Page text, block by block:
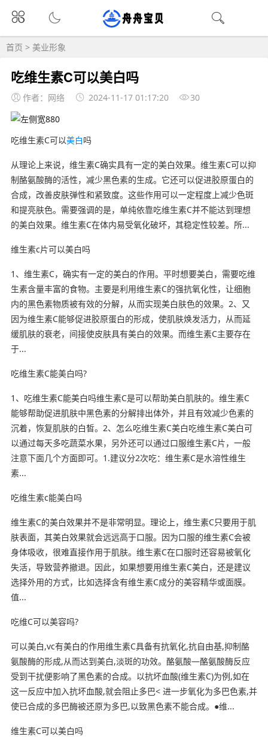
首页 > 美业形象
吃维生素C可以美白吗
作者：网络 2024-11-17 01:17:20 30
吃维生素C可以美白吗
从理论上来说，维生素C确实具有一定的美白效果。维生素C可以抑
制酪氨酸酶的活性，减少黑色素的生成。它还可以促进胶原蛋白的
合成，改善皮肤弹性和紧致度。这些作用可以一定程度上减少色斑
和提亮肤色。需要强调的是，单纯依靠吃维生素C并不能达到理想
的美白效果。维生素C在体内易受氧化破坏，其稳定性较差。所...
维生素c片可以美白吗
1、维生素C，确实有一定的美白的作用。平时想要美白，需要吃维
生素含量丰富的食物。主要是利用维生素C的强抗氧化性，让细胞
内的黑色素物质被有效的分解，从而实现美白肤色的效果。2、又
因为维生素C能够促进胶原蛋白的形成，使肌肤焕发活力，从而延
缓肌肤的衰老，间接使皮肤具有美白的效果。而维生素C主要存在
于...
吃维生素C能美白吗?
1、吃维生素C能美白吗维生素C是可以帮助美白肌肤的。维生素C
能够帮助促进肌肤中黑色素的分解排出体外，并且有效减少色素的
沉着，恢复肌肤的白皙。2、怎么吃维生素C美白吃维生素C美白可
以通过每天多吃蔬菜水果，另外还可以通过口服维生素C片，一般
注意下面几个方面即可。1.建议分2次吃：维生素C是水溶性维生
素...
吃维生素c能美白吗
维生素C的美白效果并不是非常明显。理论上，维生素C只要用于肌
肤表面，其美白效果就会远远高于口服。因为口服的维生素C会被
身体吸收，很难直接作用于肌肤。维生素C在口服时还容易被氧化
失活，导致营养撤退。因此，如果想要用维生素C美白，还是建议
选择外用的方式，比如选择含有维生素C成分的美容精华或面膜。
值...
吃维C可以美容吗?
可以美白,vc有美白的作用维生素C具备有抗氧化,抗自由基,抑制酪
氨酸酶的形成,从而达到美白,淡斑的功效。酪氨酸—酪氨酸酶反应
受到干扰便影响了黑色素的合成。以抗坏血酸(维生素C)为例,如在
这一反应中加入抗坏血酸,就会阻止多巴< 进一步氧化为多巴色素,并
使已合成的多巴酶被还原为多巴,以致黑色素不能合成。●维...
维生素C可以美白吗